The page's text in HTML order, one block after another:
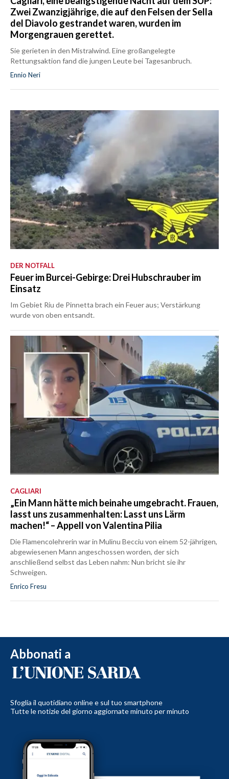
Zwei Zwanzigjährige, die auf den Felsen der Sella
del Diavolo gestrandet waren, wurden im
Morgengrauen gerettet.
Sie gerieten in den Mistralwind. Eine großangelegte
Rettungsaktion fand die jungen Leute bei Tagesanbruch.
Ennio Neri
DER NOTFALL
Feuer im Burcei-Gebirge: Drei Hubschrauber im
Einsatz
Im Gebiet Riu de Pinnetta brach ein Feuer aus; Verstärkung
wurde von oben entsandt.
CAGLIARI
„Ein Mann hätte mich beinahe umgebracht. Frauen,
lasst uns zusammenhalten: Lasst uns Lärm
machen!“ – Appell von Valentina Pilia
Die Flamencolehrerin war in Mulinu Becciu von einem 52-jährigen,
abgewiesenen Mann angeschossen worden, der sich
anschließend selbst das Leben nahm: Nun bricht sie ihr
Schweigen.
Enrico Fresu
Abbonati a
Sfoglia il quotidiano online e sul tuo smartphone
Tutte le notizie del giorno aggiornate minuto per minuto